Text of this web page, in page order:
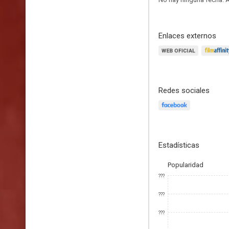
Enlaces externos
Redes sociales
Estadísticas
Popularidad
???
???
???